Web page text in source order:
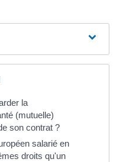
la
(mutuelle)
son contrat ?
salarié en
droits qu'un